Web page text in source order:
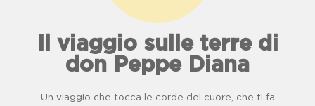
Il viaggio sulle terre di
don Peppe Diana
Un viaggio che tocca le corde del cuore, che ti fa